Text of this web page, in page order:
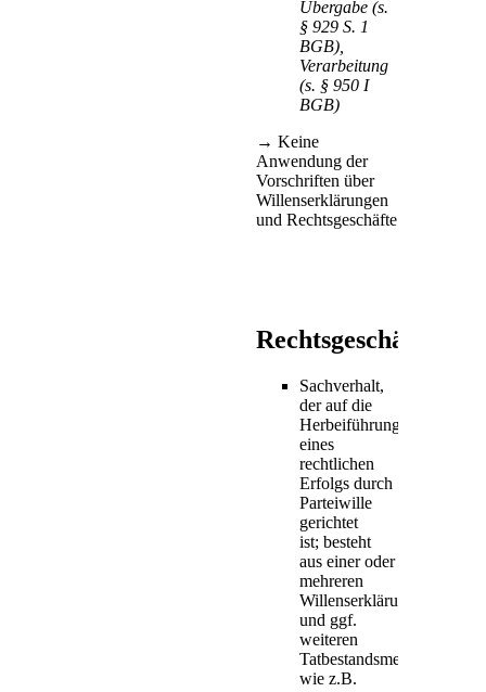
Übergabe (s.
§ 929 S. 1
BGB),
Verarbeitung
(s. § 950 I
BGB)
→ Keine
Anwendung der
Vorschriften über
Willenserklärungen
und Rechtsgeschäfte
Rechtsgeschäft
Sachverhalt,
der auf die
Herbeiführung
eines
rechtlichen
Erfolgs durch
Parteiwille
gerichtet
ist; besteht
aus einer oder
mehreren
Willenserklärungen
und ggf.
weiteren
Tatbestandsmerkmalen
wie z.B.